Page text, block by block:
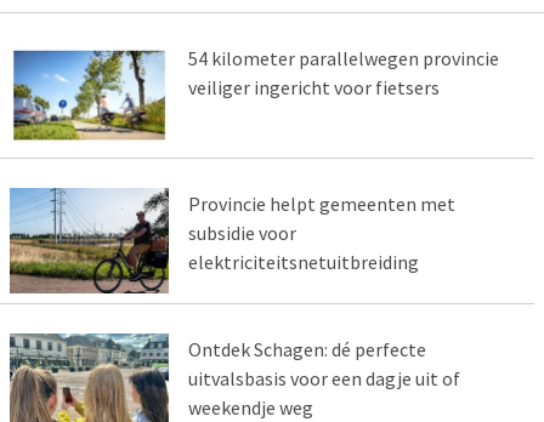
54 kilometer parallelwegen provincie
veiliger ingericht voor fietsers
Provincie helpt gemeenten met
subsidie voor
elektriciteitsnetuitbreiding
Ontdek Schagen: dé perfecte
uitvalsbasis voor een dagje uit of
weekendje weg